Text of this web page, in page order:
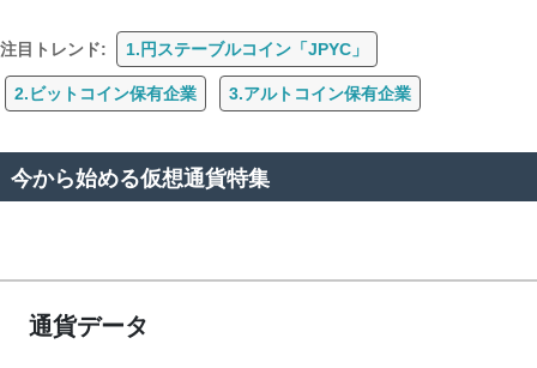
注目トレンド: 1.円ステーブルコイン「JPYC」
2.ビットコイン保有企業 3.アルトコイン保有企業
今から始める仮想通貨特集
通貨データ